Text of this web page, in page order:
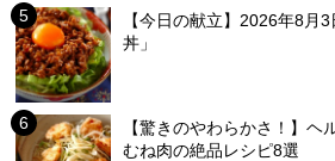
【今日の献立】2026年8月
丼」
【驚きのやわらかさ！】ヘ
むね肉の絶品レシピ8選